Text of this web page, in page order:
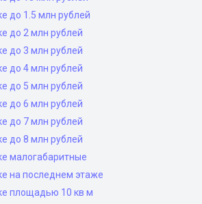
до 1.5 млн рублей
до 2 млн рублей
до 3 млн рублей
до 4 млн рублей
до 5 млн рублей
до 6 млн рублей
до 7 млн рублей
до 8 млн рублей
малогабаритные
на последнем этаже
площадью 10 кв м